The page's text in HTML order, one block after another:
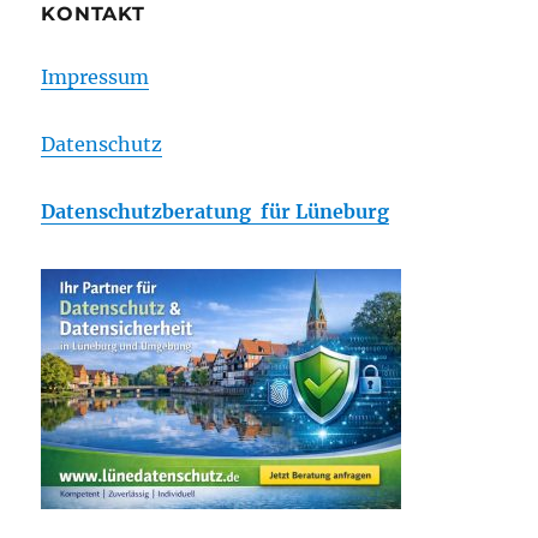
KONTAKT
Impressum
Datenschutz
Datenschutzberatung für Lüneburg